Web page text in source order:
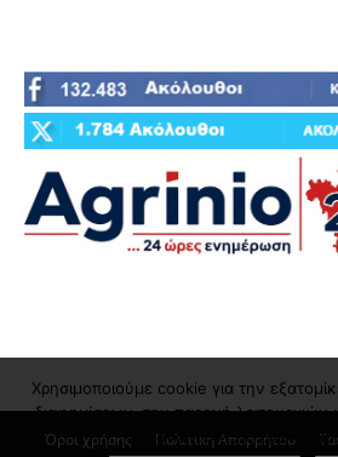
Όροι χρήσης Πολιτική Απορρήτου
Χρησιμοποιούμε cookie για την
διαφημίσεων, την παροχή
την ανάλυση της